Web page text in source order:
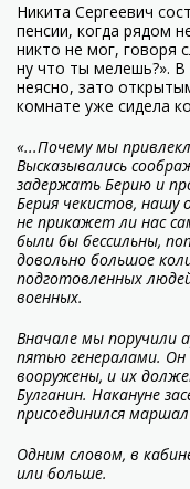
Никита Сергеевич
пенсии, когда рядом
никто не мог, говоря
ну что ты мелешь?».
неясно, зато
комнате уже сидела
«...Почему мы
Высказывались
задержать Берию и
Берия чекистов, нашу
не прикажет ли нас
были бы бессильны,
довольно большое
подготовленных
военных.
Вначале мы поручили
пятью генералами.
вооружены, и их
Булганин. Накануне
присоединился
Одним словом, в
или больше.